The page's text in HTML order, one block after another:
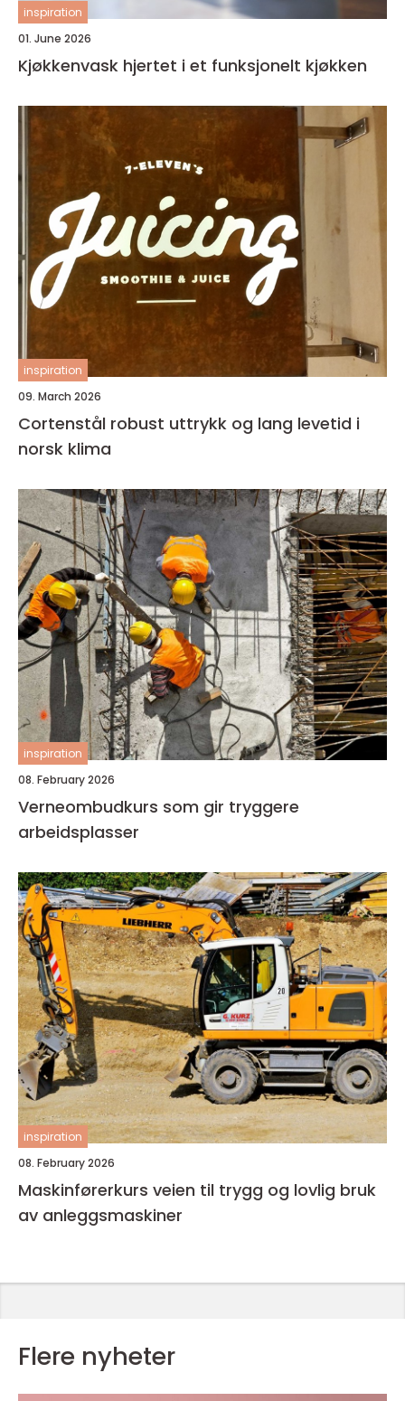
inspiration
01. June 2026
Kjøkkenvask hjertet i et funksjonelt kjøkken
inspiration
09. March 2026
Cortenstål robust uttrykk og lang levetid i
norsk klima
inspiration
08. February 2026
Verneombudkurs som gir tryggere
arbeidsplasser
inspiration
08. February 2026
Maskinførerkurs veien til trygg og lovlig bruk
av anleggsmaskiner
Flere nyheter